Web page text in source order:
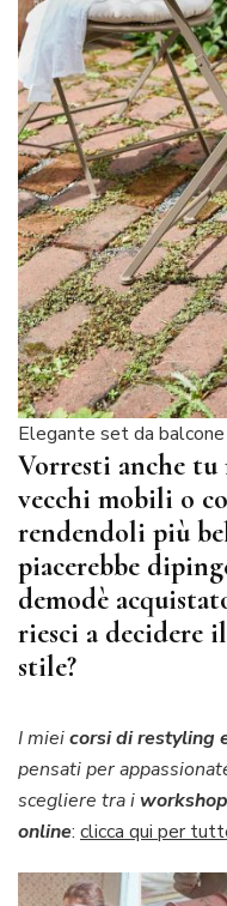
Elegante set da balcone
Vorresti anche tu
vecchi mobili o
rendendoli più
piacerebbe
demodè
riesci a decidere
stile?
I mieicorsi di restyling
pensati per
scegliere tra i
online: clicca qui per